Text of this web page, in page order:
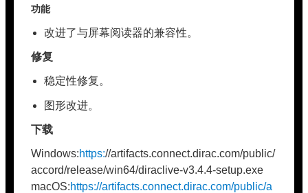
功能
改进了与屏幕阅读器的兼容性。
修复
稳定性修复。
图形改进。
下载
Windows:https://artifacts.connect.dirac.com/public/
accord/release/win64/diraclive-v3.4.4-setup.exe
macOS:https://artifacts.connect.dirac.com/public/a